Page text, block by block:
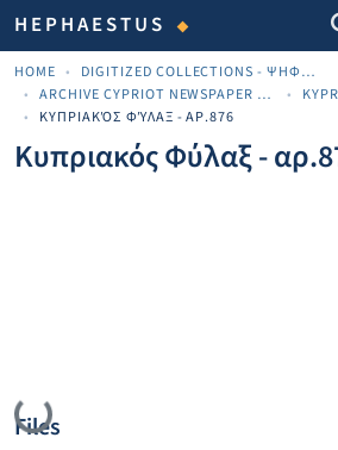
HEPHAESTUS
HOME
DIGITIZED COLLECTIONS - ΨΗΦΙΟΠΟΙΗΜΈΝΕΣ ΣΥΛΛΟΓΈΣ
ARCHIVE CYPRIOT NEWSPAPER MATERIALS
ΚΥΠΡΙΑΚΌΣ ΦΎΛΑΞ - ΑΡ.876
Κυπριακός Φύλαξ -
Loading...
Files